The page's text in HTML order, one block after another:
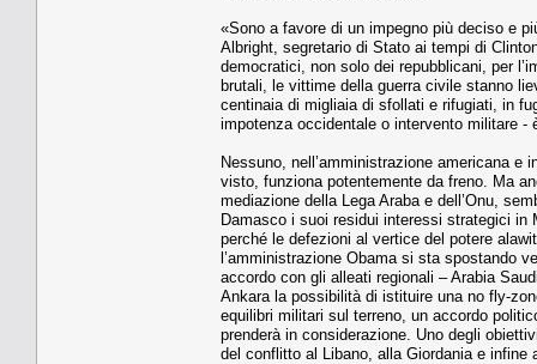
«Sono a favore di un impegno più deciso e
Albright, segretario di Stato ai tempi di
democratici, non solo dei repubblicani, per
brutali, le vittime della guerra civile stanno
centinaia di migliaia di sfollati e rifugiati, in
impotenza occidentale o intervento militare -
Nessuno, nell’amministrazione americana e
visto, funziona potentemente da freno. Ma
mediazione della Lega Araba e dell’Onu,
Damasco i suoi residui interessi strategici in
perché le defezioni al vertice del potere
l’amministrazione Obama si sta spostando
accordo con gli alleati regionali – Arabia
Ankara la possibilità di istituire una no fly-
equilibri militari sul terreno, un accordo
prenderà in considerazione. Uno degli
del conflitto al Libano, alla Giordania e infine